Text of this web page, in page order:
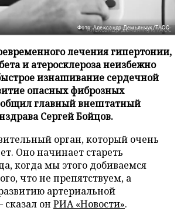
Фото: Александр Демьянчук/ТАСС
лечения гипертонии,
и атеросклероза неизбежно
изнашивание сердечной
опасных фиброзных
главный внештатный
Сергей Бойцов.
орган, который очень
Оно начинает стареть
когда мы этого добиваемся
что не препятствуем, а
артериальной
сказал он РИА «Новости».